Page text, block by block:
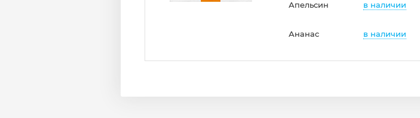
Апельсин в наличии
Ананас в наличии